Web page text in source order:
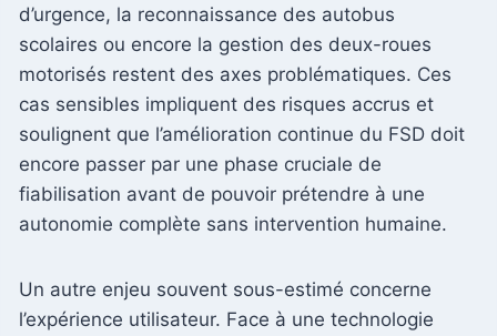
d’urgence, la reconnaissance des autobus
scolaires ou encore la gestion des deux-roues
motorisés restent des axes problématiques. Ces
cas sensibles impliquent des risques accrus et
soulignent que l’amélioration continue du FSD doit
encore passer par une phase cruciale de
fiabilisation avant de pouvoir prétendre à une
autonomie complète sans intervention humaine.
Un autre enjeu souvent sous-estimé concerne
l’expérience utilisateur. Face à une technologie